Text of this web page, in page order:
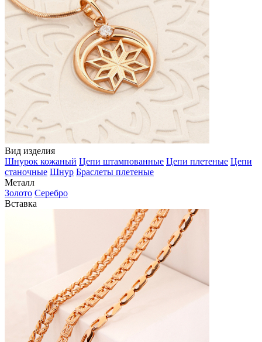
Вид изделия
Шнурок кожаный Цепи штампованные Цепи плетеные Цепи
станочные Шнур Браслеты плетеные
Металл
Золото Серебро
Вставка